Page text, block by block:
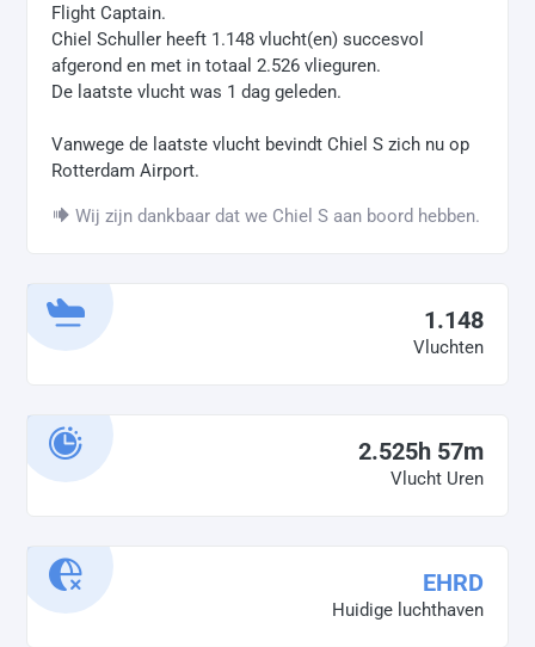
Flight Captain.
Chiel Schuller heeft 1.148 vlucht(en) succesvol
afgerond en met in totaal 2.526 vlieguren.
De laatste vlucht was 1 dag geleden.
Vanwege de laatste vlucht bevindt Chiel S zich nu op
Rotterdam Airport.
Wij zijn dankbaar dat we Chiel S aan boord hebben.
1.148
Vluchten
2.525h 57m
Vlucht Uren
EHRD
Huidige luchthaven